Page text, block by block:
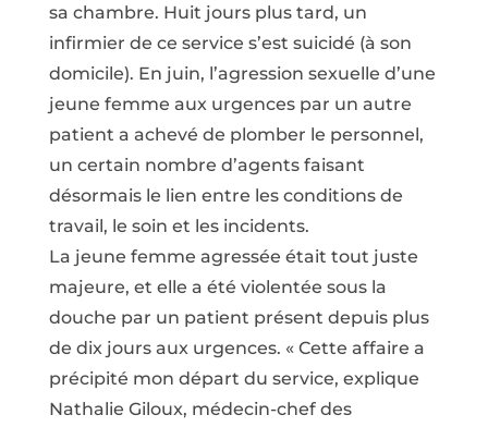
sa chambre. Huit jours plus tard, un
infirmier de ce service s’est suicidé (à son
domicile). En juin, l’agression sexuelle d’une
jeune femme aux urgences par un autre
patient a achevé de plomber le personnel,
un certain nombre d’agents faisant
désormais le lien entre les conditions de
travail, le soin et les incidents.
La jeune femme agressée était tout juste
majeure, et elle a été violentée sous la
douche par un patient présent depuis plus
de dix jours aux urgences. « Cette affaire a
précipité mon départ du service, explique
Nathalie Giloux, médecin-chef des